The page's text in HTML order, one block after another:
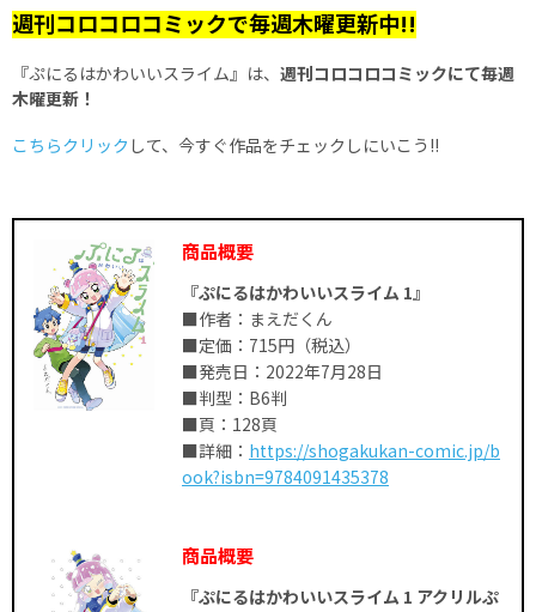
週刊コロコロコミックで毎週木曜更新中!!
『ぷにるはかわいいスライム』は、 週刊コロコロコミックにて毎週
木曜更新！
こちらクリック して、今すぐ作品をチェックしにいこう!!
商品概要
『ぷにるはかわいいスライム 1』
■作者：まえだくん
■定価：715円（税込）
■発売日：2022年7月28日
■判型：B6判
■頁：128頁
■詳細： https://shogakukan-comic.jp/b
ook?isbn=9784091435378
商品概要
『ぷにるはかわいいスライム 1 アクリルぷ